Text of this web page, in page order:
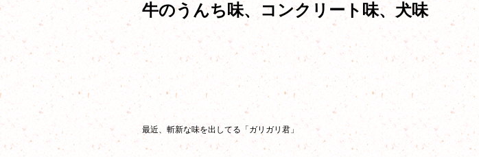
牛のうんち味、コンクリート味、犬味
最近、斬新な味を出してる「ガリガリ君」